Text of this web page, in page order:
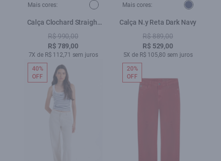
Mais cores:
Calça Clochard Straight
Adjuster Estampado
R$ 990,00
R$ 789,00
7X de R$ 112,71 sem juros
Mais cores:
Calça N.y Reta Dark Navy
R$ 889,00
R$ 529,00
5X de R$ 105,80 sem juros
40%
OFF
20%
OFF